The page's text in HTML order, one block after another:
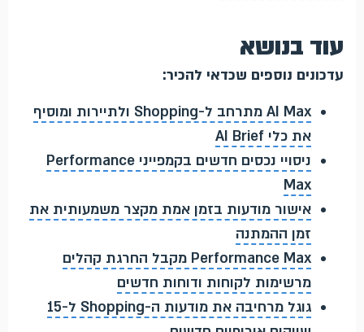
עוד בנושא
עדכונים נוספים שכדאי להכיר:
AI Max מתרחב ל-Shopping ולתיירות ומוסיף
את כלי AI Brief
ניסויי נכסים חדשים בקמפייני Performance
Max
אישור מודעות בזמן אמת מקצר משמעותית את
זמן ההמתנה
Performance Max מקבל החרגת קהלים
מרשימות לקוחות ודוחות חדשים
גוגל מרחיבה את מודעות ה-Shopping ל-15